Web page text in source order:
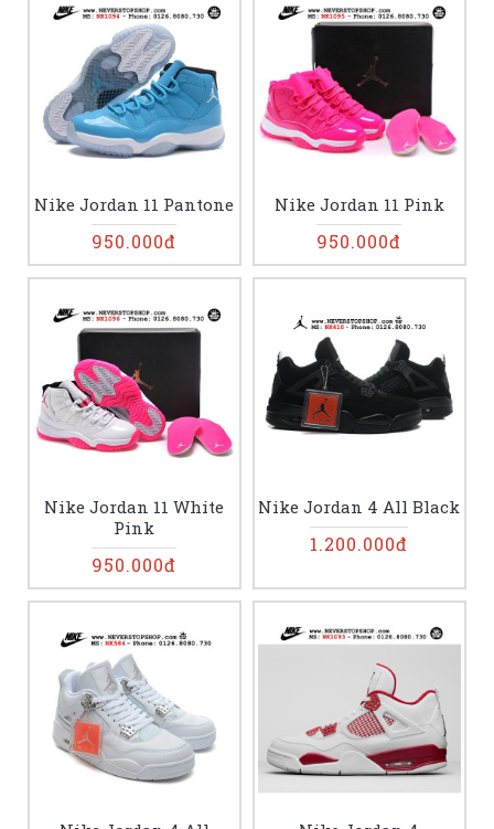
Nike Jordan 11 Pantone
950.000đ
Nike Jordan 11 Pink
950.000đ
Nike Jordan 11 White
Pink
950.000đ
Nike Jordan 4 All Black
1.200.000đ